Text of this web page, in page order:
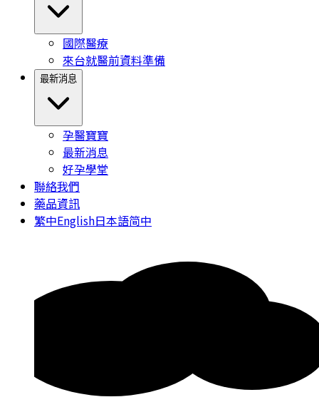
國際醫療
來台就醫前資料準備
最新消息
孕醫寶寶
最新消息
好孕學堂
聯絡我們
藥品資訊
繁中English日本語简中